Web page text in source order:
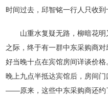
时间过去，邱智铭一行人只收到
山重水复疑无路，柳暗花
之际，终于有一群中东采购商
好当晚十点在宾馆房间详谈价
晚上九点半抵达宾馆后，房间
——原来，这些中东采购商还约